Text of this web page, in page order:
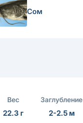
Сом
Вес
22.3 г
Заглубление
2-2.5 м